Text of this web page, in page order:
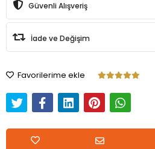
Güvenli Alışveriş
İade ve Değişim
Favorilerime ekle